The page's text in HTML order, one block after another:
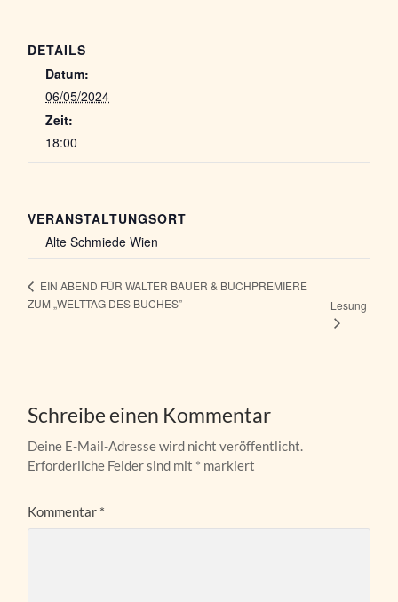
DETAILS
Datum:
06/05/2024
Zeit:
18:00
VERANSTALTUNGSORT
Alte Schmiede Wien
EIN ABEND FÜR WALTER BAUER & BUCHPREMIERE
ZUM „WELTTAG DES BUCHES”
Lesung
Schreibe einen Kommentar
Deine E-Mail-Adresse wird nicht veröffentlicht.
Erforderliche Felder sind mit * markiert
Kommentar *